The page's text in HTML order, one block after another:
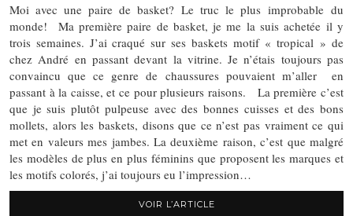
Moi avec une paire de basket? Le truc le plus improbable du
monde! Ma première paire de basket, je me la suis achetée il y
trois semaines. J’ai craqué sur ses baskets motif « tropical » de
chez André en passant devant la vitrine. Je n’étais toujours pas
convaincu que ce genre de chaussures pouvaient m’aller en
passant à la caisse, et ce pour plusieurs raisons. La première c’est
que je suis plutôt pulpeuse avec des bonnes cuisses et des bons
mollets, alors les baskets, disons que ce n’est pas vraiment ce qui
met en valeurs mes jambes. La deuxième raison, c’est que malgré
les modèles de plus en plus féminins que proposent les marques et
les motifs colorés, j’ai toujours eu l’impression…
VOIR L’ARTICLE